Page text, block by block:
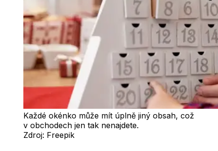
Každé okénko může mít úplně jiný obsah, což
v obchodech jen tak nenajdete.
Zdroj: Freepik